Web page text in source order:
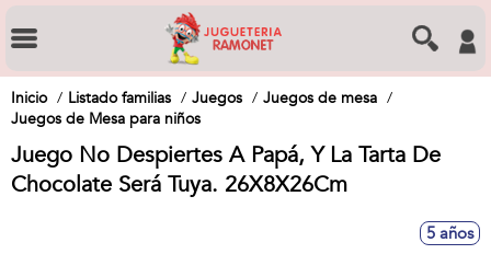
Inicio Listado familias Juegos
Juegos de mesa
Juegos de Mesa para niños
Juego No Despiertes A Papá, Y La Tarta De
Chocolate Será Tuya. 26X8X26Cm
5 años